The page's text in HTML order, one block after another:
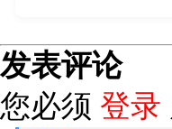
发表评论
您必须 登录